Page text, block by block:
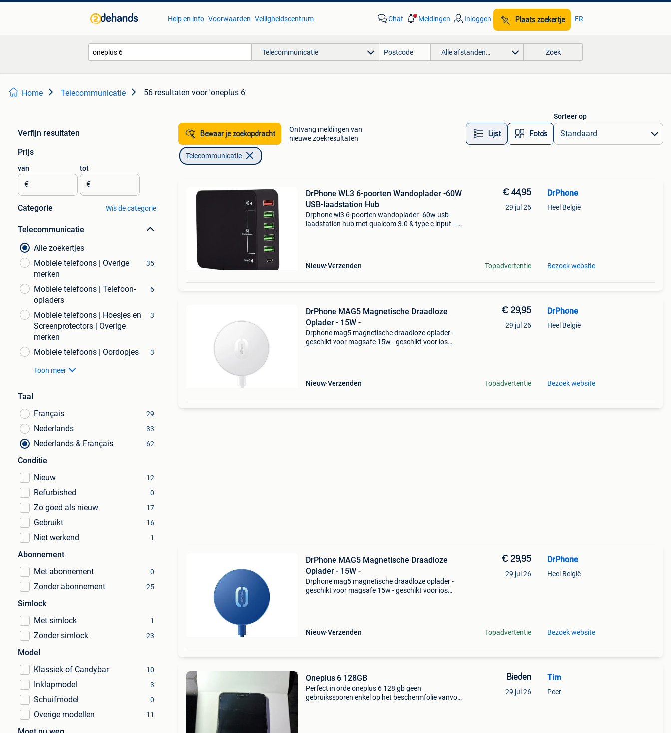
Help en info Voorwaarden Veiligheidscentrum Chat Meldingen Inloggen Plaats zoekertje FR
Telecommunicatie Alle afstanden… Zoek
Home Telecommunicatie 56 resultaten voor 'oneplus 6'
Verfijn resultaten
Prijs
van
€
tot
€
Categorie Wis de categorie
Telecommunicatie
Alle zoekertjes
Mobiele telefoons | Overige
merken
35
Mobiele telefoons | Telefoon-
opladers
6
Mobiele telefoons | Hoesjes en
Screenprotectors | Overige
merken
3
Mobiele telefoons | Oordopjes 3
Toon meer
Taal
Français
29
Nederlands 33
Nederlands & Français 62
Conditie
Nieuw
12
Refurbished 0
Zo goed als nieuw 17
Gebruikt 16
Niet werkend 1
Abonnement
Met abonnement
0
Zonder abonnement 25
Simlock
Met simlock
1
Zonder simlock 23
Model
Klassiek of Candybar
10
Inklapmodel 3
Schuifmodel 0
Overige modellen 11
Bewaar je zoekopdracht
Ontvang meldingen van
nieuwe zoekresultaten
Lijst Foto’s
Sorteer op
Telecommunicatie
DrPhone WL3 6-poorten Wandoplader -60W
USB-laadstation Hub
Drphone wl3 6-poorten wandoplader -60w usb-
laadstation hub met qualcom 3.0 & type c input –
Nieuw Verzenden
€ 44,95
29 jul 26
Topadvertentie
DrPhone
Heel België
Bezoek website
DrPhone MAG5 Magnetische Draadloze
Oplader - 15W -
Drphone mag5 magnetische draadloze oplader -
geschikt voor magsafe 15w - geschikt voor ios
Nieuw Verzenden
€ 29,95
29 jul 26
Topadvertentie
DrPhone
Heel België
Bezoek website
DrPhone MAG5 Magnetische Draadloze
Oplader - 15W -
Drphone mag5 magnetische draadloze oplader -
geschikt voor magsafe 15w - geschikt voor ios
Nieuw Verzenden
€ 29,95
29 jul 26
Topadvertentie
DrPhone
Heel België
Bezoek website
Oneplus 6 128GB
Perfect in orde oneplus 6 128 gb geen
gebruikssporen enkel op het beschermfolie vanvoor
Bieden
29 jul 26
Tim
Peer